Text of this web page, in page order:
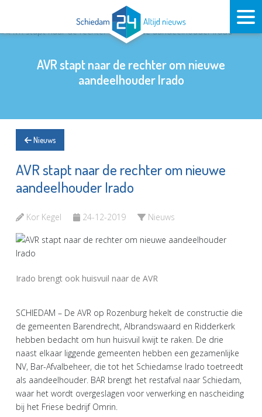
AVR stapt naar de rechter om nieuwe
aandeelhouder Irado
Nieuws
AVR stapt naar de rechter om nieuwe
aandeelhouder Irado
Kor Kegel 24-12-2019 Nieuws
Irado brengt ook huisvuil naar de AVR
SCHIEDAM – De AVR op Rozenburg hekelt de constructie die
de gemeenten Barendrecht, Albrandswaard en Ridderkerk
hebben bedacht om hun huisvuil kwijt te raken. De drie
naast elkaar liggende gemeenten hebben een gezamenlijke
NV, Bar-Afvalbeheer, die tot het Schiedamse Irado toetreedt
als aandeelhouder. BAR brengt het restafval naar Schiedam,
waar het wordt overgeslagen voor verwerking en nascheiding
bij het Friese bedrijf Omrin.